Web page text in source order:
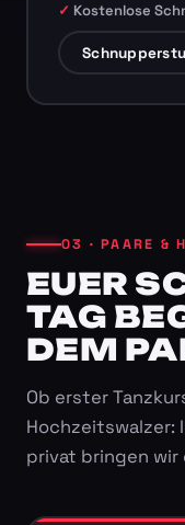
Kostenlose
03 · PAARE &
EUER
TAG
DEM
Ob erster
Hochzeitswalzer:
privat bringen wir